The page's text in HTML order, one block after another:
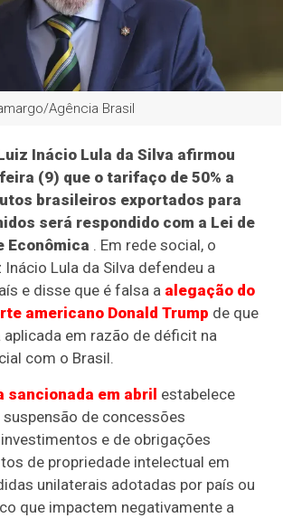
Agência Brasil
Inácio Lula da Silva afirmou
(9) que o tarifaço de 50% a
brasileiros exportados para
será respondido com a Lei de
Econômica . Em rede social, o
Lula da Silva defendeu a
e disse que é falsa a alegação do
americano Donald Trump de que
aplicada em razão de déficit na
com o Brasil.
sancionada em abril estabelece
de concessões
e de obrigações
de propriedade intelectual em
unilaterais adotadas por país ou
que impactem negativamente a